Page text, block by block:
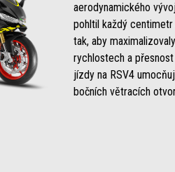
aerodynamického
pohltil každý
tak, aby
rychlostech a
jízdy na RSV4
bočních větracích